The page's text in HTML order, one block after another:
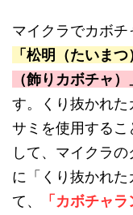
マイクラでカボ
「松明（たいまつ
（飾りカボチャ）
す。くり抜かれ
サミを使用する
して、マイクラ
に「くり抜かれ
て、
「カボチャラ